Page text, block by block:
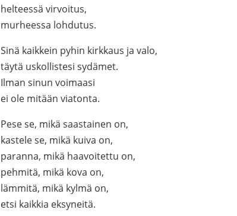
helteessä virvoitus,
murheessa lohdutus.
Sinä kaikkein pyhin kirkkaus ja valo,
täytä uskollistesi sydämet.
Ilman sinun voimaasi
ei ole mitään viatonta.
Pese se, mikä saastainen on,
kastele se, mikä kuiva on,
paranna, mikä haavoitettu on,
pehmitä, mikä kova on,
lämmitä, mikä kylmä on,
etsi kaikkia eksyneitä.